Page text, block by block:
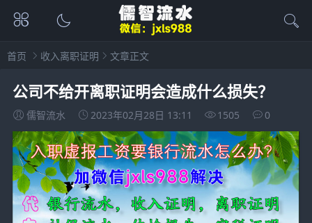
首页 收入离职证明 文章正文
公司不给开离职证明会造成什么损失？
儒智流水 2023年02月28日 13:11 1505 0